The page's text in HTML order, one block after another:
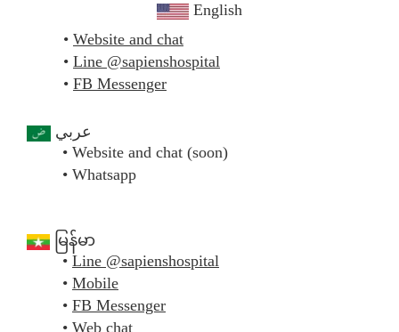
English
Website and chat
Line @sapienshospital
FB Messenger
عربي
Website and chat (soon)
Whatsapp
မြန်မာ
Line @sapienshospital
Mobile
FB Messenger
Web chat